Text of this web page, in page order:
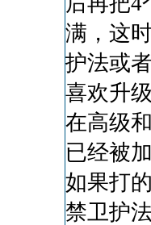
满，这
护法或
喜欢升
在高级
已经被
如果打
禁卫护